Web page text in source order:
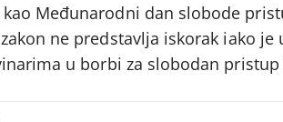
Međunarodni dan slobode
ne predstavlja iskorak iako
u borbi za slobodan